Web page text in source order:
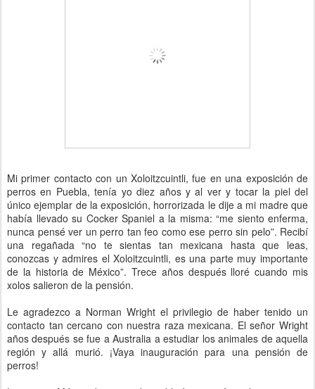
Mi primer contacto con un Xoloitzcuintli, fue en una exposición de
perros en Puebla, tenía yo diez años y al ver y tocar la piel del
único ejemplar de la exposición, horrorizada le dije a mi madre que
había llevado su Cocker Spaniel a la misma: “me siento enferma,
nunca pensé ver un perro tan feo como ese perro sin pelo”. Recibí
una regañada “no te sientas tan mexicana hasta que leas,
conozcas y admires el Xoloitzcuintli, es una parte muy importante
de la historia de México”. Trece años después lloré cuando mis
xolos salieron de la pensión.
Le agradezco a Norman Wright el privilegio de haber tenido un
contacto tan cercano con nuestra raza mexicana. El señor Wright
años después se fue a Australia a estudiar los animales de aquella
región y allá murió. ¡Vaya inauguración para una pensión de
perros!